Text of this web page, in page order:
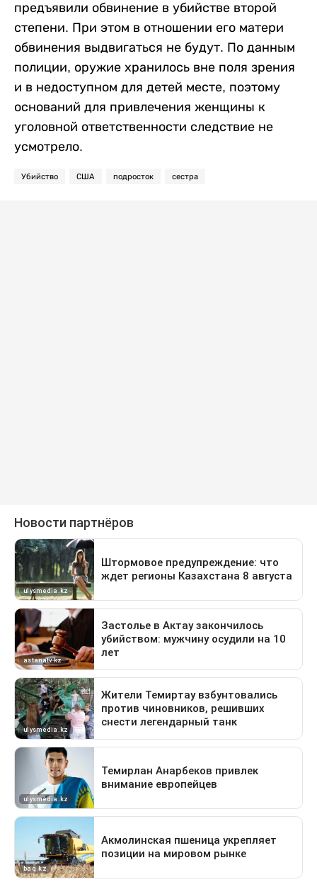
предъявили обвинение в убийстве второй
степени. При этом в отношении его матери
обвинения выдвигаться не будут. По данным
полиции, оружие хранилось вне поля зрения
и в недоступном для детей месте, поэтому
оснований для привлечения женщины к
уголовной ответственности следствие не
усмотрело.
Убийство США подросток сестра